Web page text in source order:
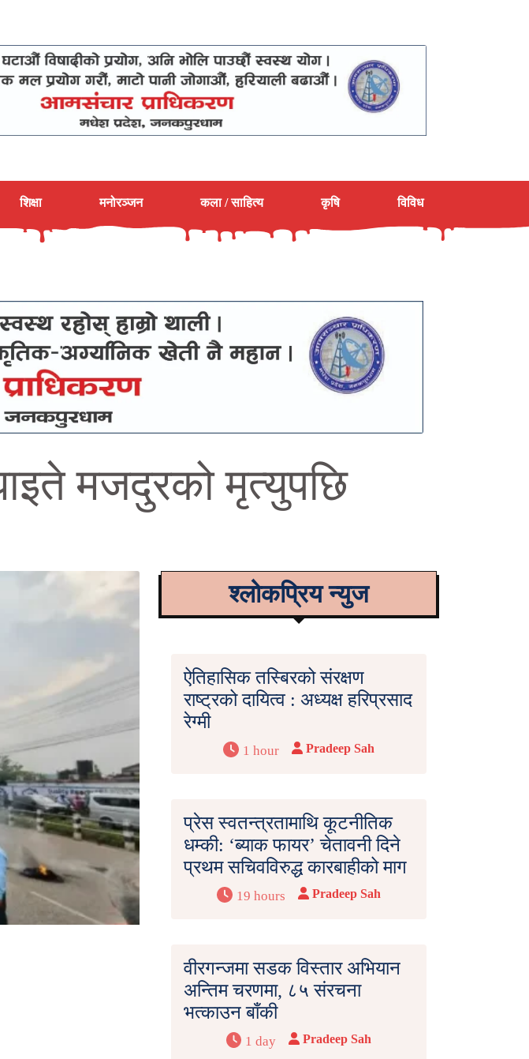
शिक्षा मनोरञ्जन कला / साहित्य कृषि विविध
मजदुरको मृत्युपछि
श्लोकप्रिय न्युज
ऐतिहासिक तस्बिरको संरक्षण
राष्ट्रको दायित्व : अध्यक्ष हरिप्रसाद
रेग्मी
1 hour Pradeep Sah
प्रेस स्वतन्त्रतामाथि कूटनीतिक
धम्की: ‘ब्याक फायर’ चेतावनी दिने
प्रथम सचिवविरुद्ध कारबाहीको माग
19 hours Pradeep Sah
वीरगन्जमा सडक विस्तार अभियान
अन्तिम चरणमा, ८५ संरचना
भत्काउन बाँकी
1 day Pradeep Sah